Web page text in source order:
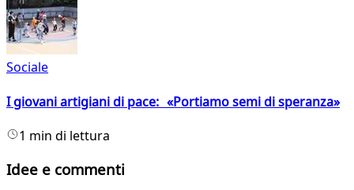
Sociale
I giovani artigiani di pace: «Portiamo semi di speranza»
1 min di lettura
Idee e commenti